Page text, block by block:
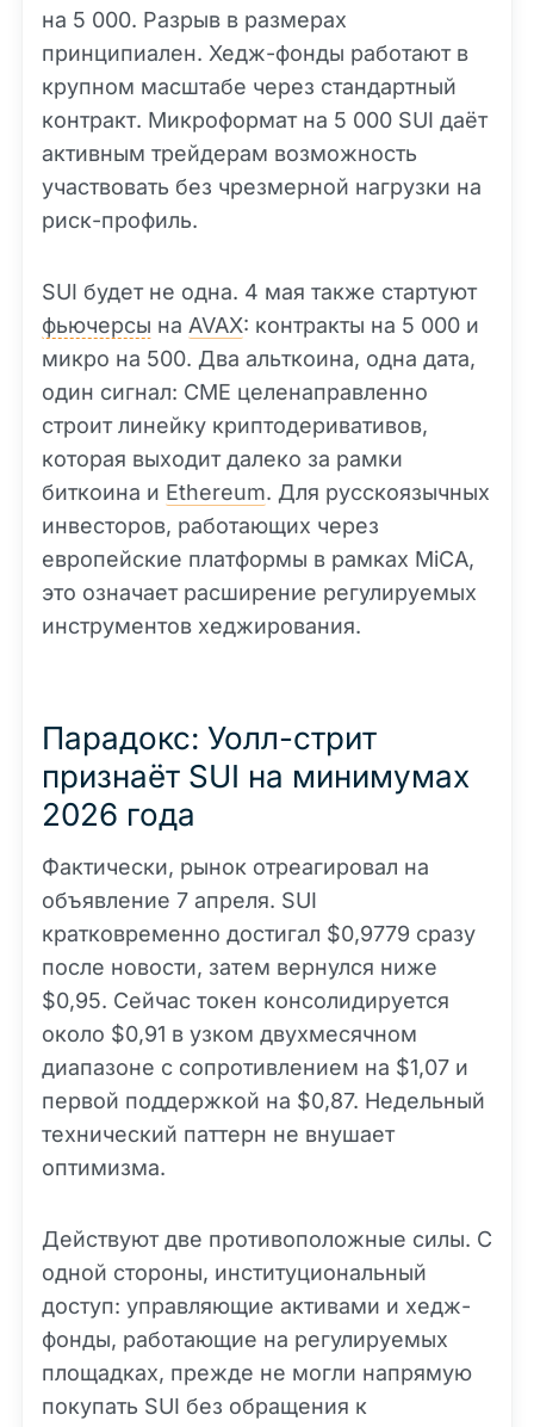
на 5 000. Разрыв в размерах
принципиален. Хедж-фонды работают в
крупном масштабе через стандартный
контракт. Микроформат на 5 000 SUI даёт
активным трейдерам возможность
участвовать без чрезмерной нагрузки на
риск-профиль.
SUI будет не одна. 4 мая также стартуют
фьючерсы на AVAX: контракты на 5 000 и
микро на 500. Два альткоина, одна дата,
один сигнал: CME целенаправленно
строит линейку криптодеривативов,
которая выходит далеко за рамки
биткоина и Ethereum. Для русскоязычных
инвесторов, работающих через
европейские платформы в рамках MiCA,
это означает расширение регулируемых
инструментов хеджирования.
Парадокс: Уолл-стрит
признаёт SUI на минимумах
2026 года
Фактически, рынок отреагировал на
объявление 7 апреля. SUI
кратковременно достигал $0,9779 сразу
после новости, затем вернулся ниже
$0,95. Сейчас токен консолидируется
около $0,91 в узком двухмесячном
диапазоне с сопротивлением на $1,07 и
первой поддержкой на $0,87. Недельный
технический паттерн не внушает
оптимизма.
Действуют две противоположные силы. С
одной стороны, институциональный
доступ: управляющие активами и хедж-
фонды, работающие на регулируемых
площадках, прежде не могли напрямую
покупать SUI без обращения к